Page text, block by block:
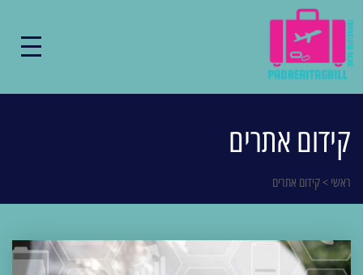
קידום אתרים
ראשי >קידום אתרים